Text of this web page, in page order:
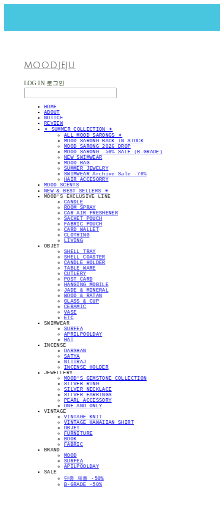
MOOD.JEJU
LOG IN 로그인
HOME
ABOUT
NOTICE
REVIEW
✴︎ SUMMER COLLECTION ✴︎
ALL MOOD SARONGS ✴︎
MOOD SARONG BACK IN STOCK
MOOD SARONG 2026 DROP
MOOD SARONG -50% SALE (B-GRADE)
NEW SWIMWEAR
MOOD BAG
SUMMER JEWELRY
SWIMWEAR Archive Sale -70%
HAIR ACCESORRY
MOOD SCENTS
NEW & BEST SELLERS ✴︎
MOOD'S EXCLUSIVE LINE
CANDLE
ROOM SPRAY
CAR AIR FRESHENER
SACHET POUCH
FABRIC POUCH
CARD WALLET
CLOTHING
LIVING
OBJET
SHELL TRAY
SHELL COASTER
CANDLE HOLDER
TABLE WARE
CUTLERY
POST CARD
HANGING MOBILE
JADE & MINERAL
WOOD & RATAN
GLASS & CUP
CERAMIC
VASE
ETC
SWIMWEAR
SURFEA
APRILPOOLDAY
HAT
INCENSE
DARSHAN
SATYA
NITIRAJ
INCENSE HOLDER
JEWELLERY
MOOD'S GEMSTONE COLLECTION
SILVER RING
SILVER NECKLACE
SILVER EARRINGS
PEARL ACCESSORY
ONE AND ONLY
VINTAGE
VINTAGE KNIT
VINTAGE HAWAIIAN SHIRT
OBJET
FURNITURE
BOOK
FABRIC
BRAND
MOOD
SURFEA
APILPOOLDAY
SALE
단종 제품 -50%
B-GRADE -50%